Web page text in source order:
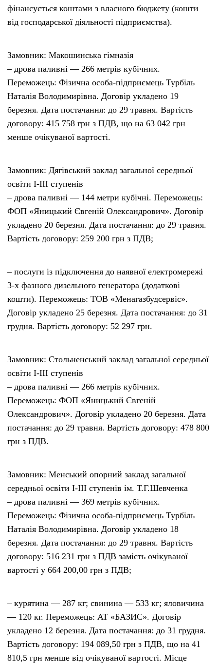
фінансується коштами з власного бюджету (кошти
від господарської діяльності підприємства).
Замовник: Макошинська гімназія
– дрова паливні — 266 метрів кубічних.
Переможець: Фізична особа-підприємець Турбіль
Наталія Володимирівна. Договір укладено 19
березня. Дата постачання: до 29 травня. Вартість
договору: 415 758 грн з ПДВ, що на 63 042 грн
менше очікуваної вартості.
Замовник: Дягівський заклад загальної середньої
освіти I-III ступенів
– дрова паливні — 144 метри кубічні. Переможець:
ФОП «Яницький Євгеній Олександрович». Договір
укладено 20 березня. Дата постачання: до 29 травня.
Вартість договору: 259 200 грн з ПДВ;
– послуги із підключення до наявної електромережі
3-х фазного дизельного генератора (додаткові
кошти). Переможець: ТОВ «Менагазбудсервіс».
Договір укладено 25 березня. Дата постачання: до 31
грудня. Вартість договору: 52 297 грн.
Замовник: Стольненський заклад загальної середньої
освіти I-III ступенів
– дрова паливні — 266 метрів кубічних.
Переможець: ФОП «Яницький Євгеній
Олександрович». Договір укладено 20 березня. Дата
постачання: до 29 травня. Вартість договору: 478 800
грн з ПДВ.
Замовник: Менський опорний заклад загальної
середньої освіти I-III ступенів ім. Т.Г.Шевченка
– дрова паливні — 369 метрів кубічних.
Переможець: Фізична особа-підприємець Турбіль
Наталія Володимирівна. Договір укладено 18
березня. Дата постачання: до 29 травня. Вартість
договору: 516 231 грн з ПДВ замість очікуваної
вартості у 664 200,00 грн з ПДВ;
– курятина — 287 кг; свинина — 533 кг; яловичина
— 120 кг. Переможець: АТ «БАЗИС». Договір
укладено 12 березня. Дата постачання: до 31 грудня.
Вартість договору: 194 089,50 грн з ПДВ, що на 41
810,5 грн менше від очікуваної вартості. Місце